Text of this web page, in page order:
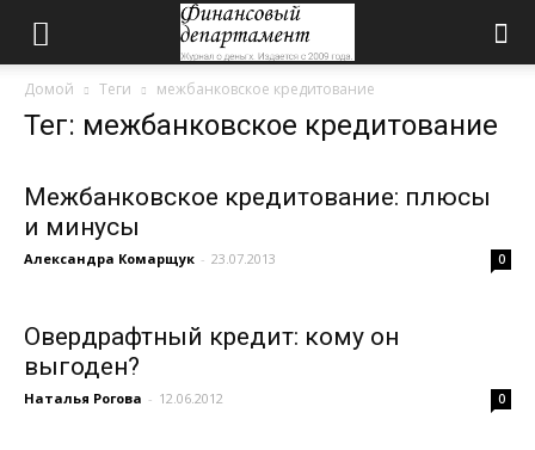
Домой Теги межбанковское кредитование
Тег: межбанковское кредитование
Межбанковское кредитование: плюсы
и минусы
Александра Комарщук - 23.07.2013 0
Овердрафтный кредит: кому он
выгоден?
Наталья Рогова - 12.06.2012 0